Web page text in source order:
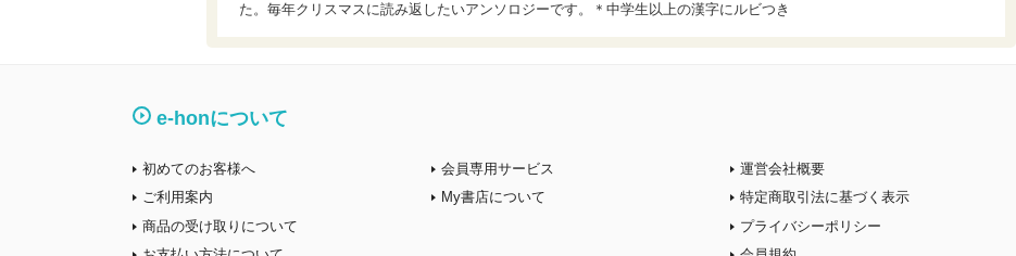
た。毎年クリスマスに読み返したいアンソロジーです。＊中学生以上の漢字にルビつき
e-honについて
初めてのお客様へ
ご利用案内
商品の受け取りについて
会員専用サービス
My書店について
運営会社概要
特定商取引法に基づく表示
プライバシーポリシー